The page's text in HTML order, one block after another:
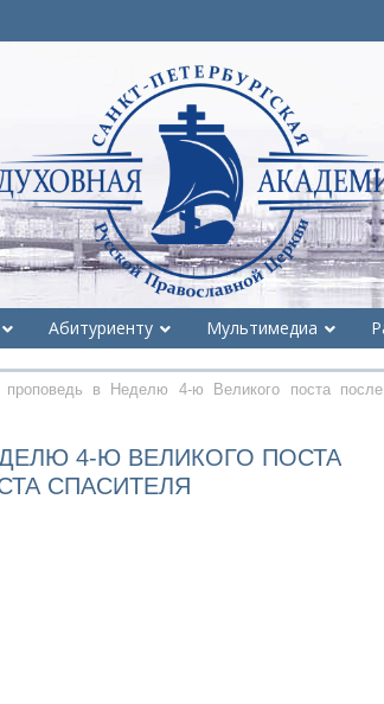
Абитуриенту Мультимедиа
в Неделю 4-ю Великого поста после
4-Ю ВЕЛИКОГО ПОСТА
СПАСИТЕЛЯ